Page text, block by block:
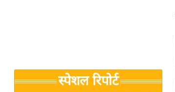
Breaking
News in
जगत
स्पेशल रिपोर्ट